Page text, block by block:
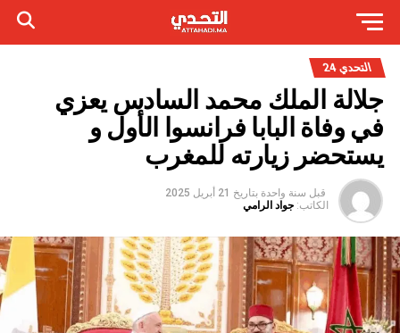
التحدي 24
جلالة الملك محمد السادس يعزي
في وفاة البابا فرانسوا الأول و
يستحضر زيارته للمغرب
قبل سنة واحدة بتاريخ 21 أبريل 2025
الكاتب: جواد الرامي